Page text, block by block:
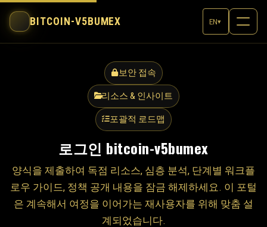
BITCOIN-V5BUMEX EN▾
보안 접속
리소스 & 인사이트
포괄적 로드맵
로그인 bitcoin-v5bumex
양식을 제출하여 독점 리소스, 심층 분석, 단계별 워크플
로우 가이드, 정책 공개 내용을 잠금 해제하세요. 이 포털
은 계속해서 여정을 이어가는 재사용자를 위해 맞춤 설
계되었습니다.